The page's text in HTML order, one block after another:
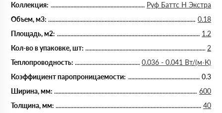
Коллекция:
Руф Баттс Н Экстра
Объем, м3:
0.18
Площадь, м2:
1.2
Кол-во в упаковке, шт:
2
Теплопроводность:
0.036 - 0.041 Вт/(м·К)
Коэффициент паропроницаемости:
0.3
Ширина, мм:
600
Толщина, мм:
40